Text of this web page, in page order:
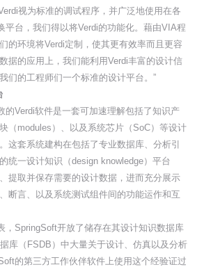
视为标准的调试程序，并广泛地使用在各
平台，我们得以将Verdi的功能化。藉由VIA程
的环境将Verdi定制，使其更有效率而且更容
据的应用上，我们能利用Verdi丰富的设计信
们的工程师们一个标准的设计平台。”
的Verdi软件是一套可加速理解包括了知识产
（modules）、以及系统芯片（SoC）等设计
这套系统建构在包括了专业数据库、分析引
统一设计知识（design knowledge）平台
提取并保存需要的设计数据，进而充分展示
断言、以及系统测试组件间的功能运作和互
，SpringSoft开放了储存在其设计知识数据库
库（FSDB）中大量关于设计、仿真以及分析
的第三方工作伙伴软件上使用这个经验证过